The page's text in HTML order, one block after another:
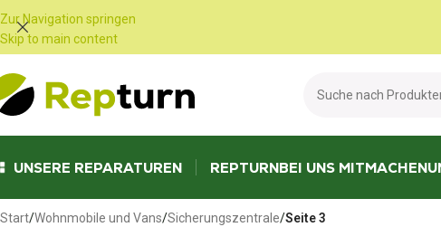
Zur Navigation springen
Skip to main content
UNSERE REPARATUREN REPTURNBEI UNS MITMACHEN
Start/Wohnmobile und Vans/Sicherungszentrale/Seite 3